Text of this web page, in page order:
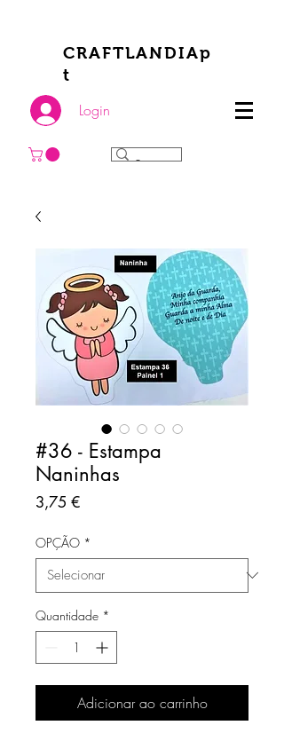
CRAFTLANDIAp
t
Login
#36 - Estampa
Naninhas
3,75 €Preço
OPÇÃO *
Quantidade *
Adicionar ao carrinho